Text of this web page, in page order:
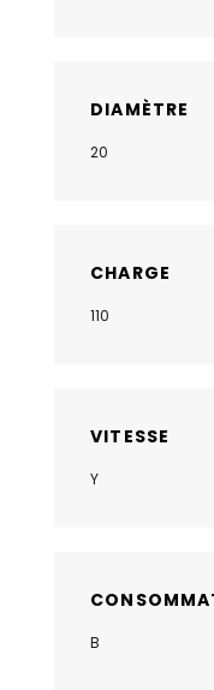
DIAMÈTRE
20
CHARGE
110
VITESSE
Y
B